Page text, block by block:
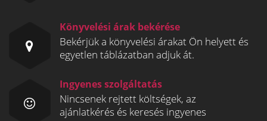
Könyvelési árak bekérése
Bekérjük a könyvelési árakat Ön helyett és
egyetlen táblázatban adjuk át.
Ingyenes szolgáltatás
Nincsenek rejtett költségek, az
ajánlatkérés és keresés ingyenes